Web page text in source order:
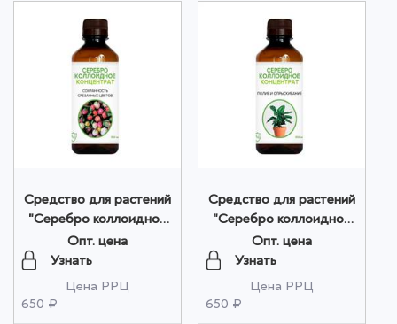
Средство для растений
"Серебро коллоидное
концентрат" Для
срезанных цветов, 300
Опт. цена
Узнать
Цена РРЦ
650 ₽
Средство для растений
"Серебро коллоидное
концентрат" Полив и
опрыскивание, 300 мл
Опт. цена
Узнать
Цена РРЦ
650 ₽